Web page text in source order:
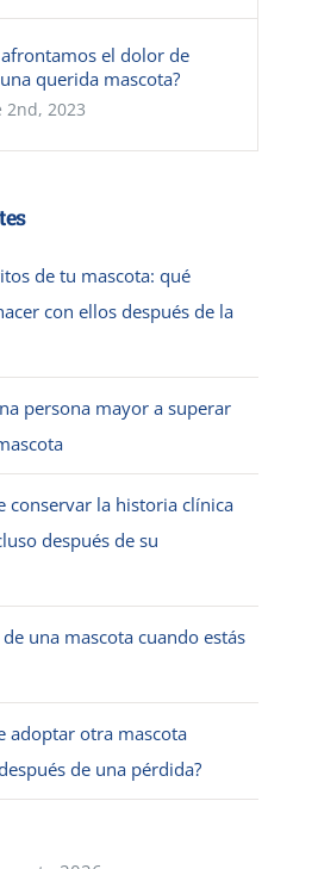
afrontamos el dolor de
querida mascota?
2nd, 2023
de tu mascota: qué
con ellos después de la
persona mayor a superar
conservar la historia clínica
después de su
una mascota cuando estás
adoptar otra mascota
de una pérdida?